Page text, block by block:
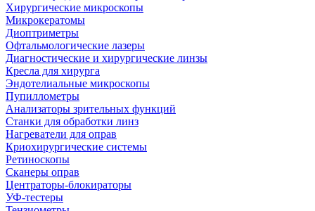
Хирургические микроскопы
Микрокератомы
Диоптриметры
Офтальмологические лазеры
Диагностические и хирургические линзы
Кресла для хирурга
Эндотелиальные микроскопы
Пупиллометры
Анализаторы зрительных функций
Станки для обработки линз
Нагреватели для оправ
Криохирургические системы
Ретиноскопы
Сканеры оправ
Центраторы-блокираторы
УФ-тестеры